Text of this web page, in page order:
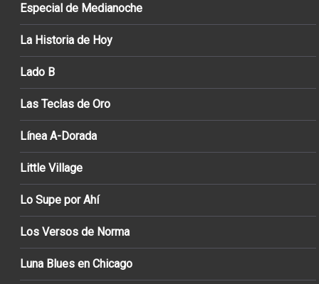
Especial de Medianoche
La Historia de Hoy
Lado B
Las Teclas de Oro
Línea A-Dorada
Little Village
Lo Supe por Ahí
Los Versos de Norma
Luna Blues en Chicago